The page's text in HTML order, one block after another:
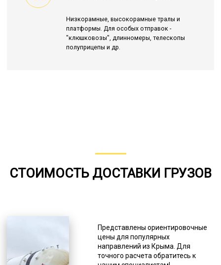
Низкорамные, высокорамные тралы и
платформы. Для особых отправок -
"клюшковозы", длинномеры, телескопы
полуприцепы и др.
СТОИМОСТЬ ДОСТАВКИ ГРУЗОВ
Представлены ориентировочные
цены для популярных
направлений из Крыма. Для
точного расчета обратитесь к